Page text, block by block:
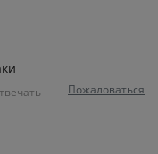
Пожаловаться